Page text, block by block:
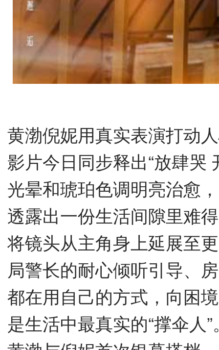
黄渤倪妮用真实表演打动
影片今日同步释出“放肆哭
光晕和琥珀色调明亮治愈
透露出一份生活间隙里难
将镜头从主角身上延展至
局警长的耐心倾听引导、
都在用自己的方式，向困
是生活中最真实的“撑伞人”